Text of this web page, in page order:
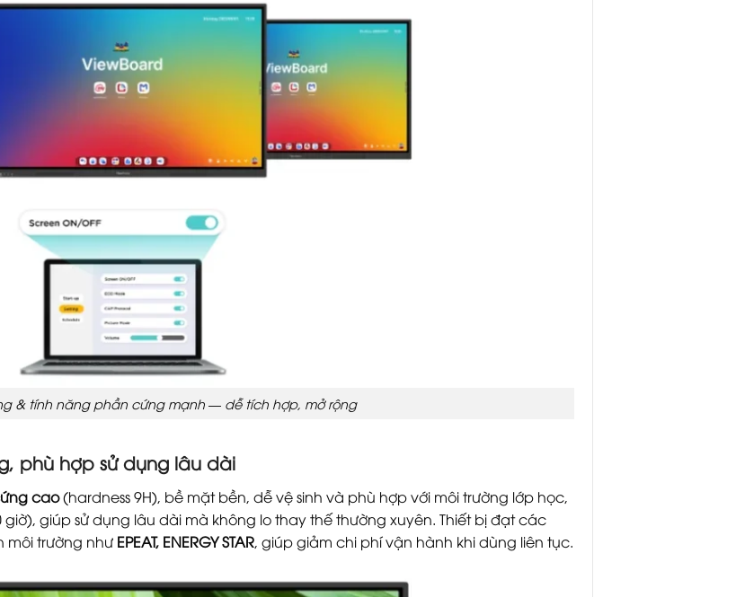
& tính năng phần cứng mạnh — dễ tích hợp, mở rộng
phù hợp sử dụng lâu dài
cao(hardness 9H), bề mặt bền, dễ vệ sinh và phù hợp với môi trường lớp học,
giờ), giúp sử dụng lâu dài mà không lo thay thế thường xuyên. Thiết bị đạt các
môi trường như EPEAT, ENERGY STAR, giúp giảm chi phí vận hành khi dùng liên tục.